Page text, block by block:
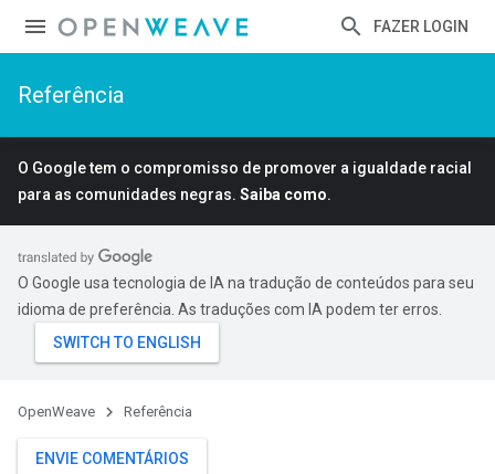
FAZER LOGIN
Referência
O Google tem o compromisso de promover a igualdade racial
para as comunidades negras. Saiba como.
O Google usa tecnologia de IA na tradução de conteúdos para seu
idioma de preferência. As traduções com IA podem ter erros.
OpenWeave Referência
ENVIE COMENTÁRIOS